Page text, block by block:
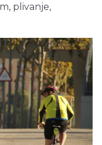
plivanje,